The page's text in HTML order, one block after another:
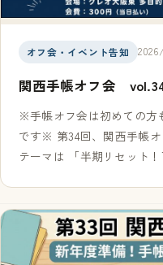
オフ会・イベント告知
関西手帳オフ会
※手帳オフ会は初めての方
です※ 第34回、関西手帳
テーマは 「半期リセット